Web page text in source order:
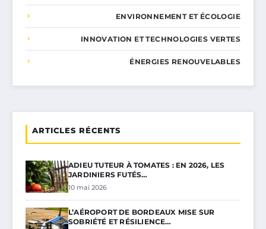
ENVIRONNEMENT ET ÉCOLOGIE
INNOVATION ET TECHNOLOGIES VERTES
ÉNERGIES RENOUVELABLES
ARTICLES RÉCENTS
ADIEU TUTEUR À TOMATES : EN 2026, LES
JARDINIERS FUTÉS…
10 mai 2026
L’AÉROPORT DE BORDEAUX MISE SUR
SOBRIÉTÉ ET RÉSILIENCE…